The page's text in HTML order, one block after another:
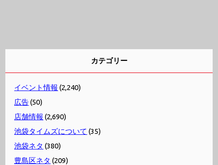
カテゴリー
イベント情報 (2,240)
広告(50)
店舗情報 (2,690)
池袋タイムズについて (35)
池袋ネタ (380)
豊島区ネタ (209)